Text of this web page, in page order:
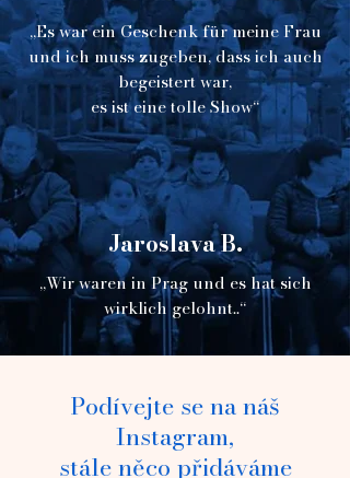
variables Bühnenbild und eine
Animation, die die Handlung
begleitet und der gesamten Show
einen 3D-Charakter verleiht.
„Es war ein Geschenk für meine Frau
und ich muss zugeben, dass ich auch
begeistert war,
es ist eine tolle Show“
Jaroslava B.
„Wir waren in Prag und es hat sich
wirklich gelohnt..“
Podívejte se na náš
Instagram,
stále něco přidáváme